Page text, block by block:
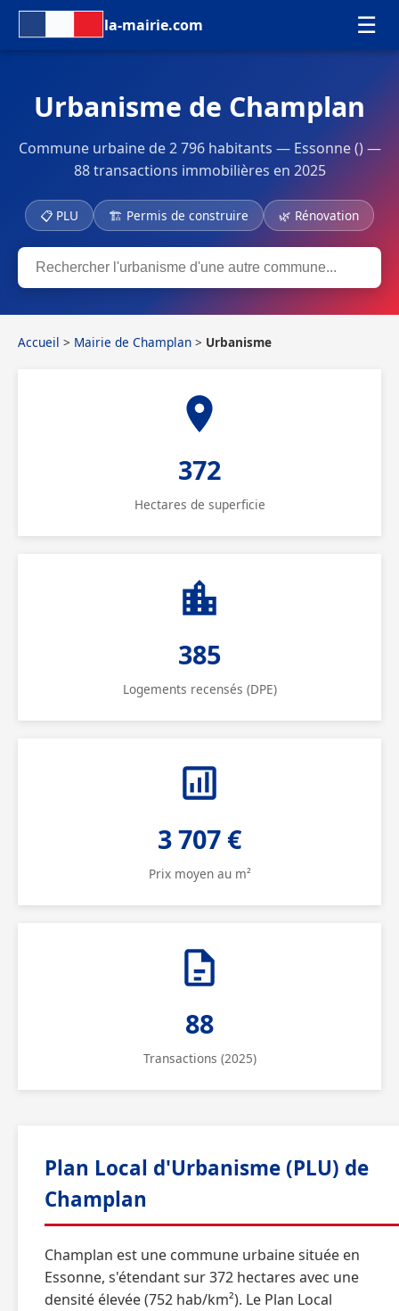
la-mairie.com ☰
Urbanisme de Champlan
Commune urbaine de 2 796 habitants — Essonne () —
88 transactions immobilières en 2025
📋 PLU 🏗 Permis de construire 🌿 Rénovation
Accueil > Mairie de Champlan > Urbanisme
372
Hectares de superficie
385
Logements recensés (DPE)
3 707 €
Prix moyen au m²
88
Transactions (2025)
Plan Local d'Urbanisme (PLU) de
Champlan
Champlan est une commune urbaine située en
Essonne, s'étendant sur 372 hectares avec une
densité élevée (752 hab/km²). Le Plan Local